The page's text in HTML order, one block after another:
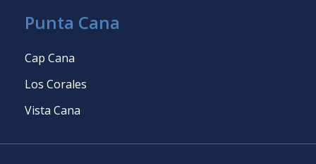
Punta Cana
Cap Cana
Los Corales
Vista Cana